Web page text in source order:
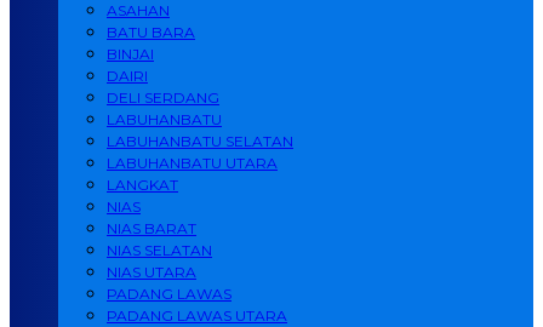
ASAHAN
BATU BARA
BINJAI
DAIRI
DELI SERDANG
LABUHANBATU
LABUHANBATU SELATAN
LABUHANBATU UTARA
LANGKAT
NIAS
NIAS BARAT
NIAS SELATAN
NIAS UTARA
PADANG LAWAS
PADANG LAWAS UTARA